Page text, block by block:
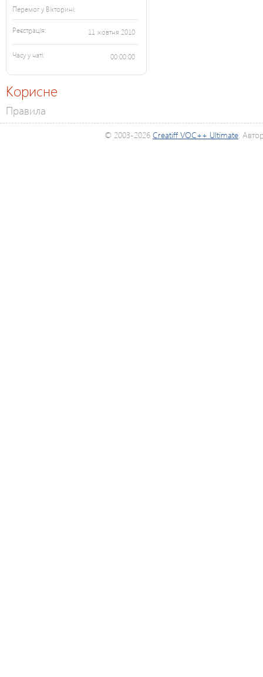
Перемог у Вікторині:
Реєстрація: 11 жовтня 2010
Часу у чаті: 00:00:00
Корисне
Правила
© 2003-2026 Creatiff VOC++ Ultimate.